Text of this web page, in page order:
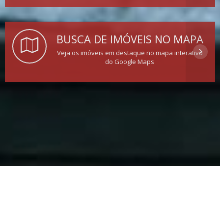
BUSCA DE IMÓVEIS NO MAPA
Veja os imóveis em destaque no mapa interativo
do Google Maps